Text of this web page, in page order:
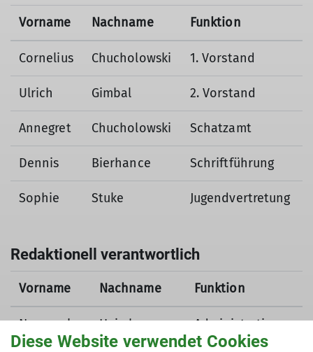
Vorname Nachname Funktion
Cornelius Chucholowski 1. Vorstand
Ulrich Gimbal 2. Vorstand
Annegret Chucholowski Schatzamt
Dennis Bierhance Schriftführung
Sophie Stuke Jugendvertretung
Redaktionell verantwortlich
Vorname Nachname Funktion
Nepomuk Heimberger Administration
Diese Website verwendet Cookies